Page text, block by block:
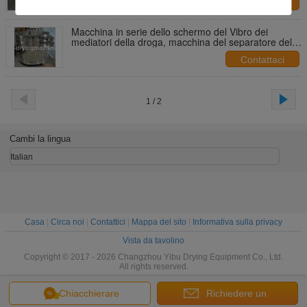
Macchina in serie dello schermo del Vibro dei
mediatori della droga, macchina del separatore del
Contattaci
1 / 2
Chiacchierare Richiedere un
Cambi la lingua
Italian
Casa Circa noi Contattici Mappa del sito
Informativa sulla privacy
Vista da tavolino
Copyright © 2017 - 2026 Changzhou Yibu Drying Equipment Co., Ltd.
All rights reserved.